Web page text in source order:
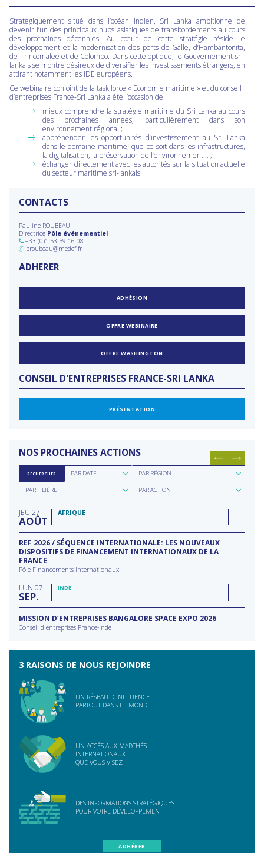
Stratégiquement situé dans l’océan Indien, Sri Lanka ambitionne de
devenir l’un des principaux hubs asiatiques de transbordements au cours
des prochaines décennies. Au cœur de cette stratégie réside le
développement et la modernisation des ports de Galle, d’Hambantonita,
de Trincomalee et de Colombo. Dans cette optique, le Gouvernement sri-
lankais se montre désireux de diversifier les investissements étrangers, en
attirant notamment les IDE européens.
Ce webinaire conjoint de la task force « Economie maritime » et du conseil
d’entreprises France-Sri Lanka a été l’occasion de :
mieux comprendre la stratégie maritime du Sri Lanka au cours
des prochaines années, particulièrement dans son
environnement régional ;
appréhender les opportunités d’investissement au Sri Lanka
dans le domaine maritime, que ce soit dans les infrastructures,
la digitalisation, la préservation de l’environnement… ;
échanger directement avec les autorités sur la situation actuelle
du secteur maritime sri-lankais.
CONTACTS
Pauline ROUBEAU
Directrice Pôle événementiel
+33 (0)1 53 59 16 08
@ proubeau@medef.fr
ADHERER
ADHÉSION
OFFRE WEBINAIRE
OFFRE WASHINGTON
CONSEIL D'ENTREPRISES FRANCE-SRI LANKA
PRÉSENTATION
NOS PROCHAINES ACTIONS
RECHERCHER
Rechercher
parPAR DATE
Rechercher
par
région
PAR RÉGION
Rechercher
parPAR FILIÈRE
Rechercher
parPAR ACTION
JEU 27
AOÛT
AFRIQUE
REF 2026 / SÉQUENCE INTERNATIONALE: LES NOUVEAUX
DISPOSITIFS DE FINANCEMENT INTERNATIONAUX DE LA
FRANCE
Pôle Financements Internationaux
LUN 07
SEP
INDE
MISSION D’ENTREPRISES BANGALORE SPACE EXPO 2026
Conseil d'entreprises France-Inde
3 RAISONS DE NOUS REJOINDRE
UN RÉSEAU D'INFLUENCE
PARTOUT DANS LE MONDE
UN ACCÈS AUX MARCHÉS
INTERNATIONAUX
QUE VOUS VISEZ
DES INFORMATIONS STRATÉGIQUES
POUR VOTRE DÉVELOPPEMENT
ADHÉRER